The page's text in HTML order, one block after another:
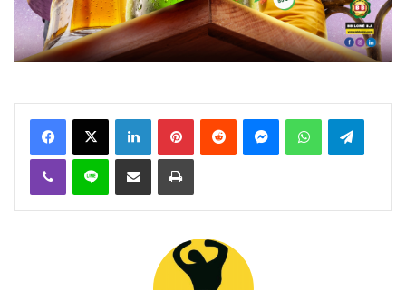
FacebookX Linkedin PinterestReddit MessengerWhatsAppTelegram
Viber Ligne Partager par email Imprimer